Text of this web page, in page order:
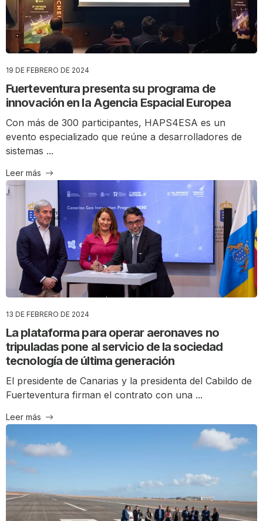
19 DE FEBRERO DE 2024
Fuerteventura presenta su programa de
innovación en la Agencia Espacial Europea
Con más de 300 participantes, HAPS4ESA es un
evento especializado que reúne a desarrolladores de
sistemas ...
Leer más
13 DE FEBRERO DE 2024
La plataforma para operar aeronaves no
tripuladas pone al servicio de la sociedad
tecnología de última generación
El presidente de Canarias y la presidenta del Cabildo de
Fuerteventura firman el contrato con una ...
Leer más